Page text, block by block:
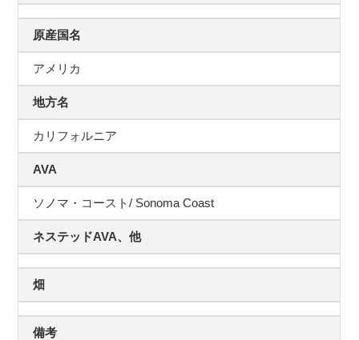
原産国名
アメリカ
地方名
カリフォルニア
AVA
ソノマ・コースト/ Sonoma Coast
ネステッドAVA、他
畑
備考